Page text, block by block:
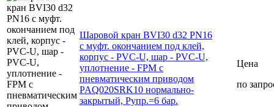
Шаровой кран BVI30 d32 PN16
с муфт. окончанием под клей,
корпус - PVC-U, шар - PVC-U,
уплотнение - FPM с
пневматическим приводом
PAQ020SRK10 нормально-
закрытый, Рупр.=6 бар.
Цена
по